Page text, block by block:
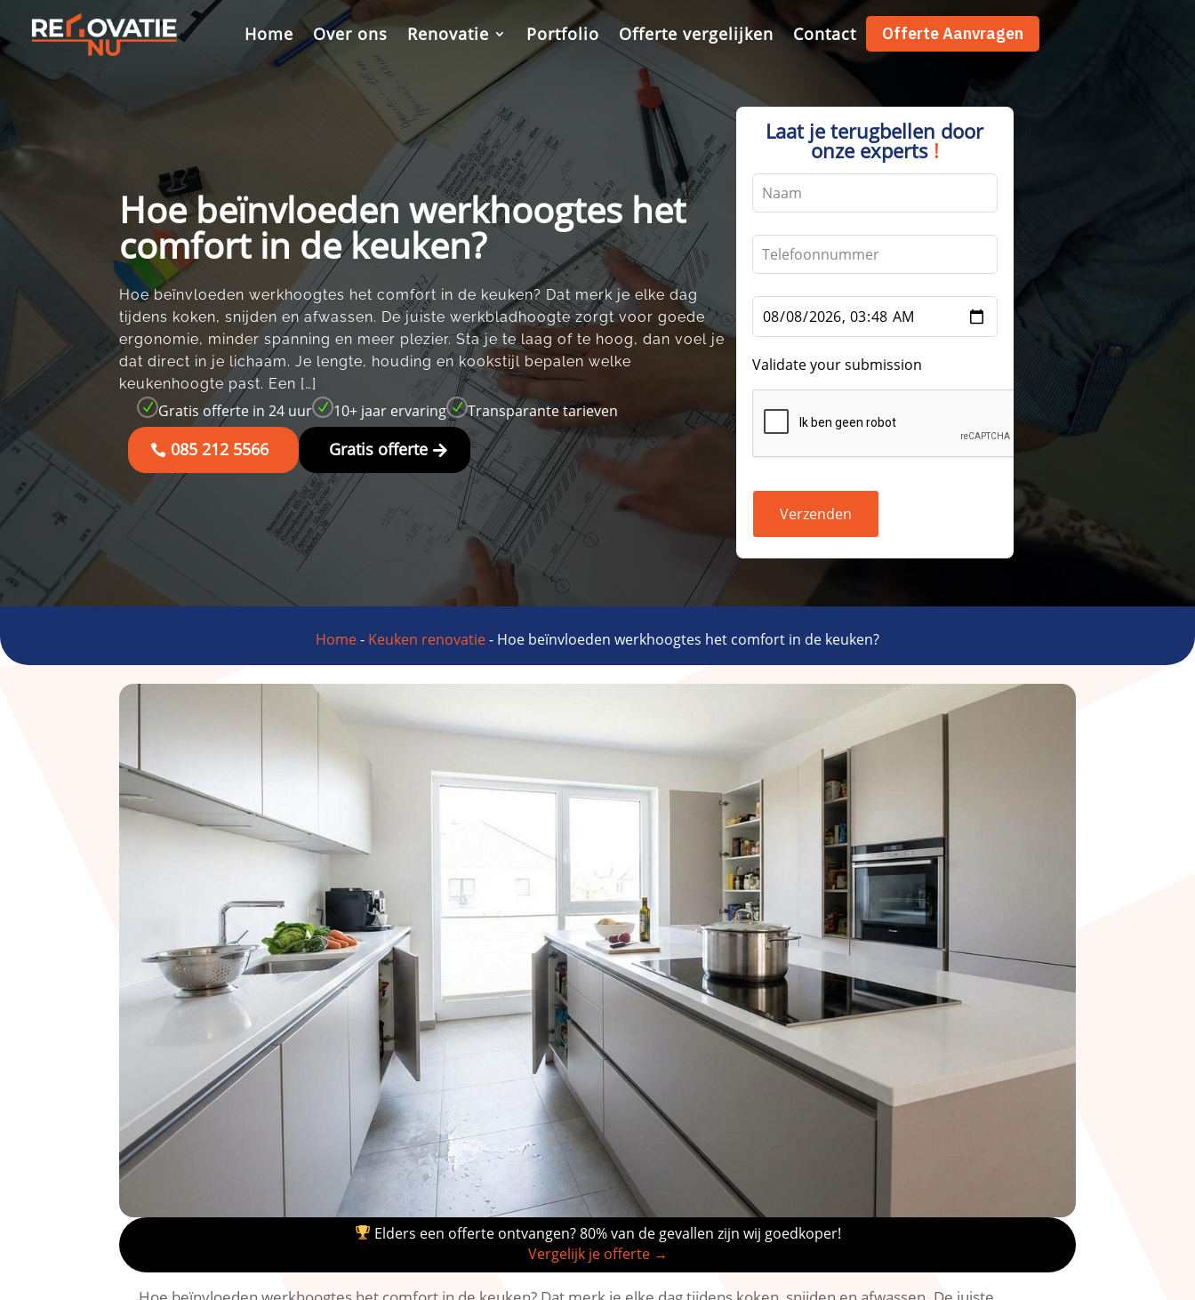
Home Over ons Renovatie Portfolio Offerte vergelijken Contact Offerte Aanvragen
Hoe beïnvloeden werkhoogtes het
comfort in de keuken?
Hoe beïnvloeden werkhoogtes het comfort in de keuken? Dat merk je elke dag
tijdens koken, snijden en afwassen.​ De juiste werkbladhoogte zorgt voor goede
ergonomie, minder spanning en meer plezier.​ Sta je te laag of te hoog, dan voel je
dat direct in je lichaam.​ Je lengte, houding en kookstijl bepalen welke
keukenhoogte past.​ Een […]
N Gratis offerte in 24 uur N 10+ jaar ervaring N Transparante tarieven
085 212 5566 Gratis offerte
Laat je terugbellen door
onze experts !
Leave
this
blank
Validate your submission
Verzenden
Home- Keuken renovatie- Hoe beïnvloeden werkhoogtes het comfort in de keuken?
Elders een offerte ontvangen? 80% van de gevallen zijn wij goedkoper!
Vergelijk je offerte →